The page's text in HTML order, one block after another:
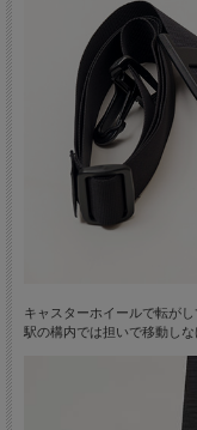
キャスターホイールで転が
駅の構内では担いで移動しな